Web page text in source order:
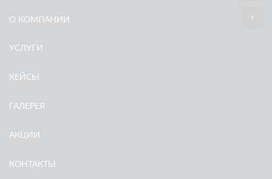
О КОМПАНИИ
УСЛУГИ
КЕЙСЫ
ГАЛЕРЕЯ
АКЦИИ
КОНТАКТЫ